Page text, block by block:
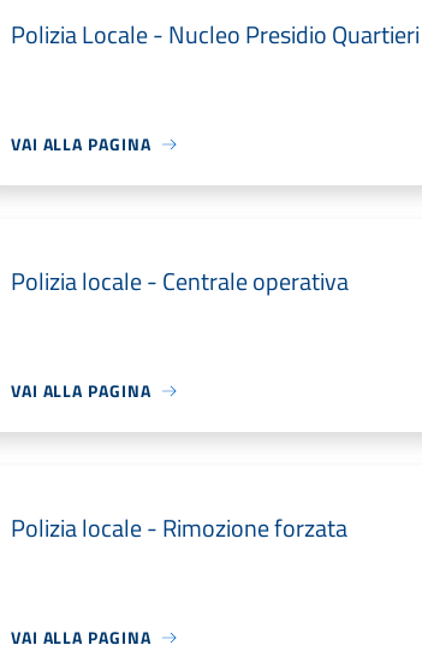
Polizia Locale - Nucleo Presidio Quartieri
VAI ALLA PAGINA
Polizia locale - Centrale operativa
VAI ALLA PAGINA
Polizia locale - Rimozione forzata
VAI ALLA PAGINA